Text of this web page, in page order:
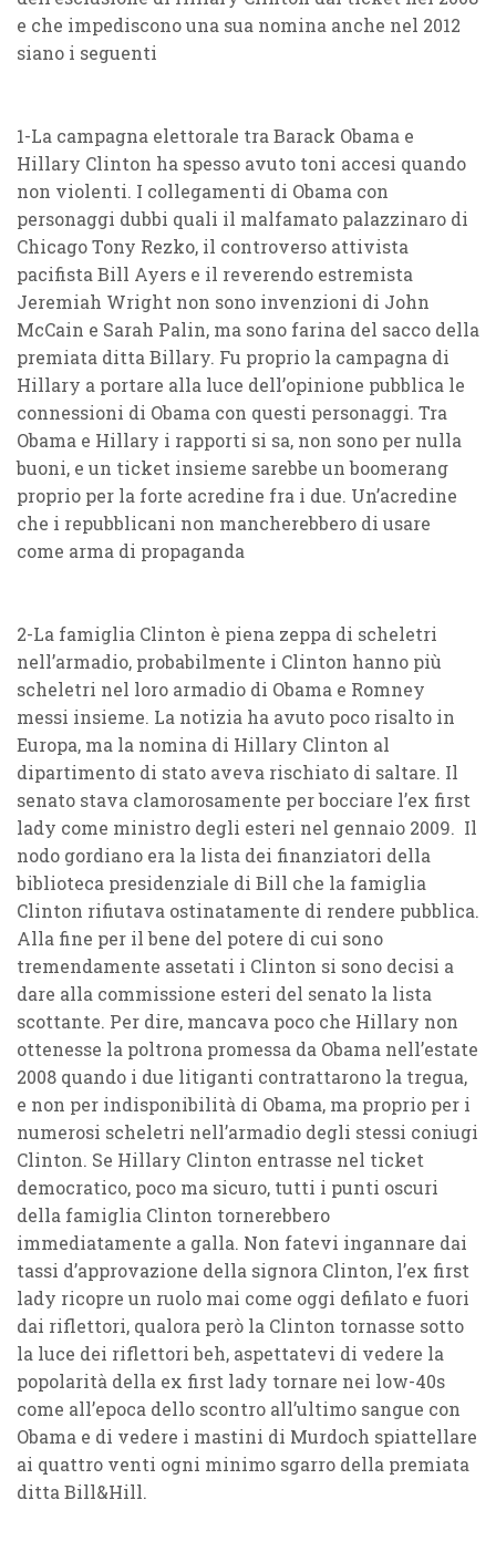
e che impediscono una sua nomina anche nel 2012
siano i seguenti
1-La campagna elettorale tra Barack Obama e
Hillary Clinton ha spesso avuto toni accesi quando
non violenti. I collegamenti di Obama con
personaggi dubbi quali il malfamato palazzinaro di
Chicago Tony Rezko, il controverso attivista
pacifista Bill Ayers e il reverendo estremista
Jeremiah Wright non sono invenzioni di John
McCain e Sarah Palin, ma sono farina del sacco della
premiata ditta Billary. Fu proprio la campagna di
Hillary a portare alla luce dell’opinione pubblica le
connessioni di Obama con questi personaggi. Tra
Obama e Hillary i rapporti si sa, non sono per nulla
buoni, e un ticket insieme sarebbe un boomerang
proprio per la forte acredine fra i due. Un’acredine
che i repubblicani non mancherebbero di usare
come arma di propaganda
2-La famiglia Clinton è piena zeppa di scheletri
nell’armadio, probabilmente i Clinton hanno più
scheletri nel loro armadio di Obama e Romney
messi insieme. La notizia ha avuto poco risalto in
Europa, ma la nomina di Hillary Clinton al
dipartimento di stato aveva rischiato di saltare. Il
senato stava clamorosamente per bocciare l’ex first
lady come ministro degli esteri nel gennaio 2009. Il
nodo gordiano era la lista dei finanziatori della
biblioteca presidenziale di Bill che la famiglia
Clinton rifiutava ostinatamente di rendere pubblica.
Alla fine per il bene del potere di cui sono
tremendamente assetati i Clinton si sono decisi a
dare alla commissione esteri del senato la lista
scottante. Per dire, mancava poco che Hillary non
ottenesse la poltrona promessa da Obama nell’estate
2008 quando i due litiganti contrattarono la tregua,
e non per indisponibilità di Obama, ma proprio per i
numerosi scheletri nell’armadio degli stessi coniugi
Clinton. Se Hillary Clinton entrasse nel ticket
democratico, poco ma sicuro, tutti i punti oscuri
della famiglia Clinton tornerebbero
immediatamente a galla. Non fatevi ingannare dai
tassi d’approvazione della signora Clinton, l’ex first
lady ricopre un ruolo mai come oggi defilato e fuori
dai riflettori, qualora però la Clinton tornasse sotto
la luce dei riflettori beh, aspettatevi di vedere la
popolarità della ex first lady tornare nei low-40s
come all’epoca dello scontro all’ultimo sangue con
Obama e di vedere i mastini di Murdoch spiattellare
ai quattro venti ogni minimo sgarro della premiata
ditta Bill&Hill.